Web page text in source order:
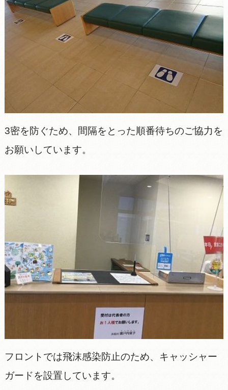
3密を防ぐため、間隔をとった順番待ちのご協力を
お願いしています。
フロントでは飛沫感染防止のため、キャッシャー
ガードを設置しています。